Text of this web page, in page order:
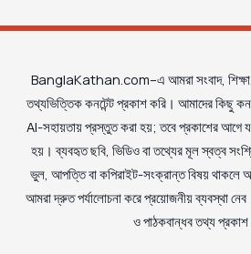
BanglaKathan.com–এ আমরা সংবাদ, শিক্ষা,
তথ্যভিত্তিক কনটেন্ট প্রকাশ করি। আমাদের কিছু
AI-সহায়তায় প্রস্তুত করা হয়; তবে প্রকাশের আগে
হয়। ব্যবহৃত ছবি, ভিডিও বা তথ্যের মূল স্বত্ব
ভুল, আপত্তি বা কপিরাইট-সংক্রান্ত বিষয় থাকলে
আমরা দ্রুত পর্যালোচনা করে প্রয়োজনীয় ব্যবস্থা
ও পাঠকবান্ধব তথ্য প্রকাশ